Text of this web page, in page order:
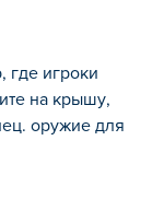
где игроки
на крышу,
оружие для